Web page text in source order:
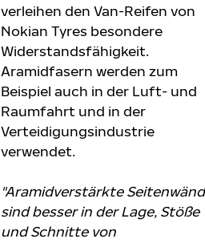
verleihen den Van-Reifen von
Nokian Tyres besondere
Widerstandsfähigkeit.
Aramidfasern werden zum
Beispiel auch in der Luft- und
Raumfahrt und in der
Verteidigungsindustrie
verwendet.
"Aramidverstärkte
sind besser in der Lage, Stöße
und Schnitte von